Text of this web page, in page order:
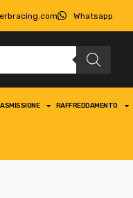
Whatsapp
RAFFREDDAMENTO